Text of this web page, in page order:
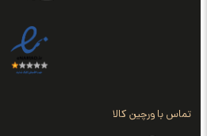
تماس با ورچین کالا